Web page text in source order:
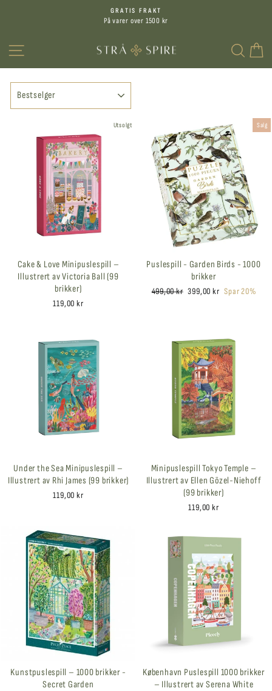
Sett
pause
GRATIS FRAKT
På varer over 1500 kr
SØK
Utsolgt
Cake & Love Minipuslespill –
Illustrert av Victoria Ball (99
brikker)
119,00 kr
Salg
Puslespill - Garden Birds - 1000
brikker
Ordinær
499,00 kr Salgspris
399,00 kr Spar 20%
Under the Sea Minipuslespill –
Illustrert av Rhi James (99 brikker)
119,00 kr
Minipuslespill Tokyo Temple –
Illustrert av Ellen Gözel-Niehoff
(99 brikker)
119,00 kr
Kunstpuslespill – 1000 brikker -
Secret Garden
København Puslespill 1000 brikker
– Illustrert av Serena White